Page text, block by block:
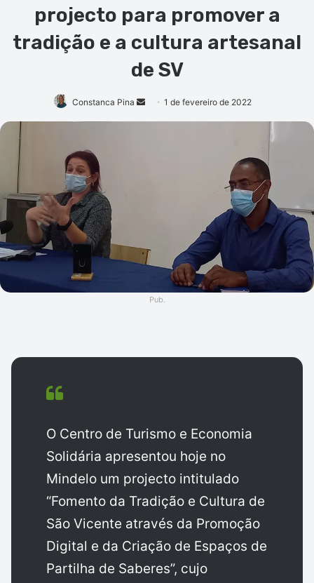
projecto para promover a
tradição e a cultura artesanal
de SV
Constanca Pina
Mande1 de fevereiro de 2022
Pub.
O Centro de Turismo e Economia
Solidária apresentou hoje no
Mindelo um projecto intitulado
“Fomento da Tradição e Cultura de
São Vicente através da Promoção
Digital e da Criação de Espaços de
Partilha de Saberes”, cujo